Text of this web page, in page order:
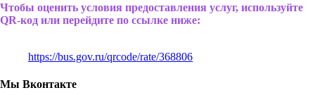
Чтобы оценить условия предоставления услуг, используйте
QR-код или перейдите по ссылке ниже:
https://bus.gov.ru/qrcode/rate/368806
Мы Вконтакте